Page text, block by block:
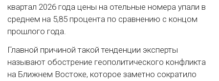
квартал 2026 года цены на отельные номера упали в
среднем на 5,85 процента по сравнению с концом
прошлого года.
Главной причиной такой тенденции эксперты
называют обострение геополитического конфликта
на Ближнем Востоке, которое заметно сократило